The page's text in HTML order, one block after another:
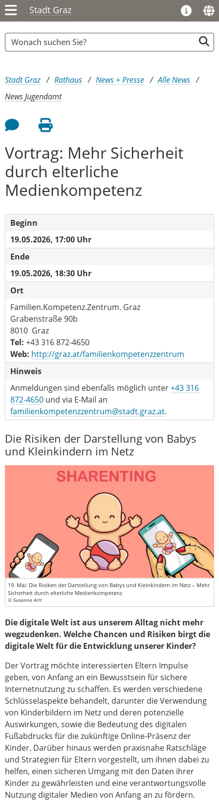
Stadt Graz
Sie sind hier:
Stadt Graz Rathaus News + Presse
Alle News
News Jugendamt
Feedback an Autor
Seite drucken
Vortrag: Mehr Sicherheit
durch elterliche
Medienkompetenz
Beginn
19.05.2026, 17:00 Uhr
Ende
19.05.2026, 18:30 Uhr
Ort
Familien.Kompetenz.Zentrum. Graz
Grabenstraße 90b
8010 Graz
Tel: +43 316 872-4650
Web: http://graz.at/familienkompetenzzentrum
Hinweis
Anmeldungen sind ebenfalls möglich unter+43 316
872-4650 und via E-Mail an
familienkompetenzzentrum@stadt.graz.at.
Die Risiken der Darstellung von Babys
und Kleinkindern im Netz
19. Mai: Die Risiken der Darstellung von Babys und Kleinkindern im Netz – Mehr
Sicherheit durch elterliche Medienkompetenz
© Susanna Arlt
Die digitale Welt ist aus unserem Alltag nicht mehr
wegzudenken. Welche Chancen und Risiken birgt die
digitale Welt für die Entwicklung unserer Kinder?
Der Vortrag möchte interessierten Eltern Impulse
geben, von Anfang an ein Bewusstsein für sichere
Internetnutzung zu schaffen. Es werden verschiedene
Schlüsselaspekte behandelt, darunter die Verwendung
von Kinderbildern im Netz und deren potenzielle
Auswirkungen, sowie die Bedeutung des digitalen
Fußabdrucks für die zukünftige Online-Präsenz der
Kinder. Darüber hinaus werden praxisnahe Ratschläge
und Strategien für Eltern vorgestellt, um ihnen dabei zu
helfen, einen sicheren Umgang mit den Daten ihrer
Kinder zu gewährleisten und eine verantwortungsvolle
Nutzung digitaler Medien von Anfang an zu fördern.